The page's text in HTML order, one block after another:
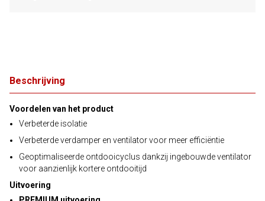
Beschrijving
Voordelen van het product
Verbeterde isolatie
Verbeterde verdamper en ventilator voor meer efficiëntie
Geoptimaliseerde ontdooicyclus dankzij ingebouwde ventilator
voor aanzienlijk kortere ontdooitijd
Uitvoering